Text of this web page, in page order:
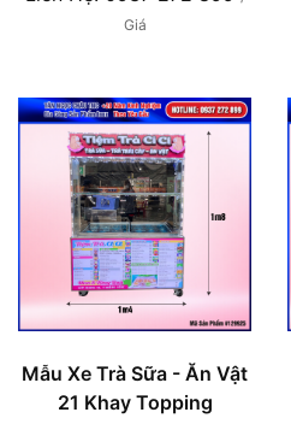
Giá
Mẫu Xe Trà Sữa - Ăn Vật
21 Khay Topping